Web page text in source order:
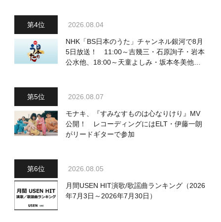
2026.08.04
NHK「BS日本のうた」チャンネル銀河で8月
5日放送！ 11:00～吉幾三・石原詢子・岩本
公水他、18:00～天童よしみ・坂本冬美他登
2026.08.07
モナキ、『すみなすものは心なりけり』MV
公開！ レコーディングにはELT・伊藤一朗
がリードギターで参加
2026.08.05
月間USEN HIT演歌/歌謡曲ランキング（2026
年7月3日～2026年7月30日）